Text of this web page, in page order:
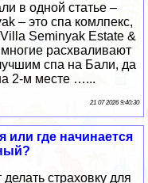
в одной статье –
– это спа комлпекс,
Seminyak Estate &
расхваливают
спа на Бали, да
2-м месте …...
21 07 2026 9:40:30
или где начинается
страховку для